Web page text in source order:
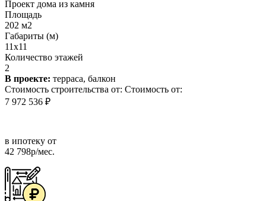
Проект дома из камня
Площадь
202 м2
Габариты (м)
11x11
Количество этажей
2
В проекте: терраса, балкон
Стоимость строительства от: Стоимость от:
7 972 536 ₽
в ипотеку от
42 798р/мес.